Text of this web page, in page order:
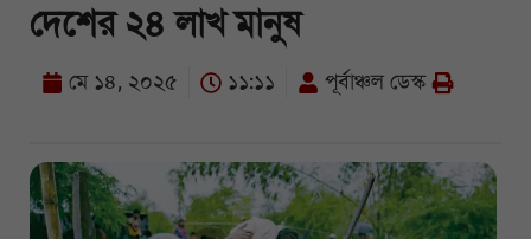
দেশের ২৪ লাখ মানুষ
মে ১৪, ২০২৫ ১১:১১ পূর্বাঞ্চল ডেস্ক